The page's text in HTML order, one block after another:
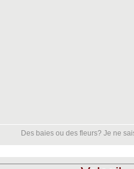
Des baies ou des fleurs? Je ne